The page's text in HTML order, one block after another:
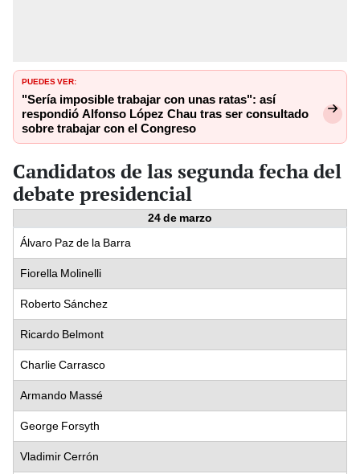
PUEDES VER:
"Sería imposible trabajar con unas ratas": así
respondió Alfonso López Chau tras ser consultado
sobre trabajar con el Congreso
Candidatos de las segunda fecha del
debate presidencial
24 de marzo
Álvaro Paz de la Barra
Fiorella Molinelli
Roberto Sánchez
Ricardo Belmont
Charlie Carrasco
Armando Massé
George Forsyth
Vladimir Cerrón